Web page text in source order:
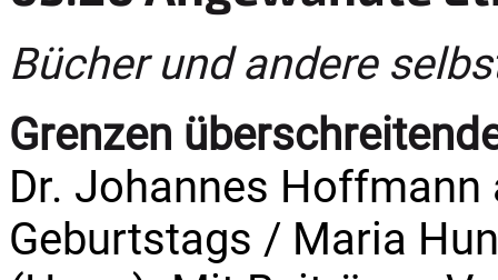
Bücher und andere
Grenzen
Dr. Johannes
Geburtstags / Maria